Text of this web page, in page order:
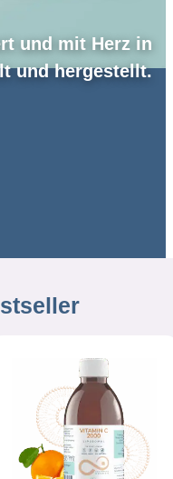
und mit Herz in
und hergestellt.